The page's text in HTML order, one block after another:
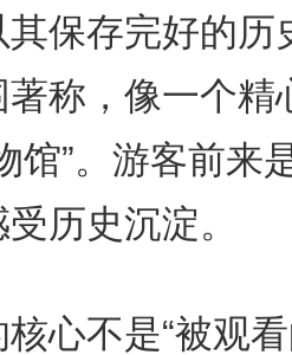
保存完好的历
称，像一个精
馆”。游客前来
历史沉淀。
不是“被观看